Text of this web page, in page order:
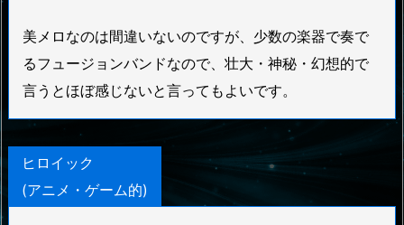
美メロなのは間違いないのですが、少数の楽器で奏で
るフュージョンバンドなので、壮大・神秘・幻想的で
言うとほぼ感じないと言ってもよいです。
ヒロイック
(アニメ・ゲーム的)